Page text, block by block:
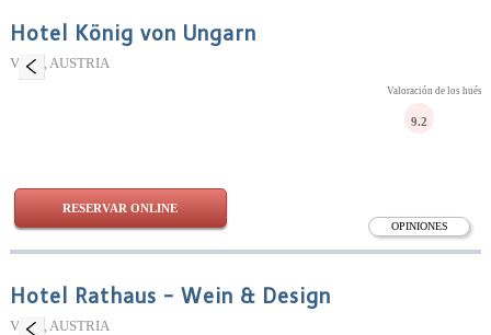
Hotel König von Ungarn
Viena, AUSTRIA
OPINIONES
Valoración de los
9.2
RESERVAR ONLINE
Hotel Rathaus - Wein & Design
Viena, AUSTRIA